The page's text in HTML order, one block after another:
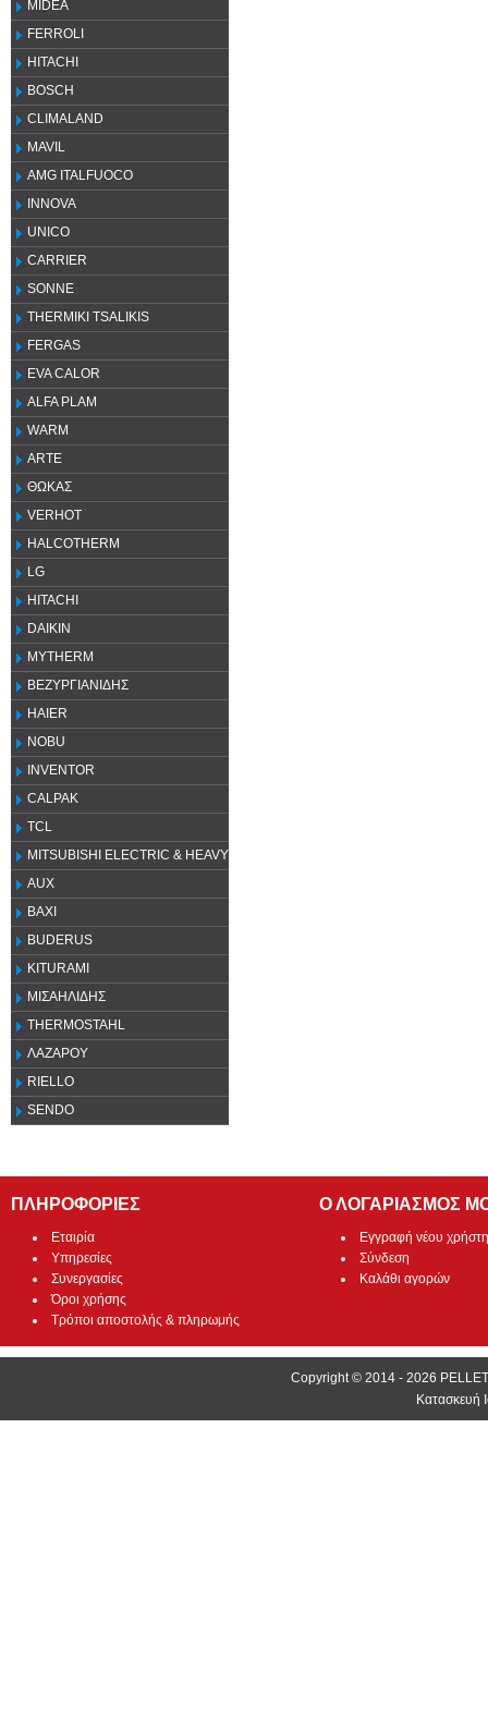
MIDEA
FERROLI
HITACHI
BOSCH
CLIMALAND
MAVIL
AMG ITALFUOCO
INNOVA
UNICO
CARRIER
SONNE
THERMIKI TSALIKIS
FERGAS
EVA CALOR
ALFA PLAM
WARM
ARTE
ΘΩΚΑΣ
VERHOT
HALCOTHERM
LG
HITACHI
DAIKIN
MYTHERM
ΒΕΖΥΡΓΙΑΝΙΔΗΣ
HAIER
NOBU
INVENTOR
CALPAK
TCL
MITSUBISHI ELECTRIC & HEAVY
AUX
ΒΑΧΙ
BUDERUS
KITURAMI
ΜΙΣΑΗΛΙΔΗΣ
THERMOSTAHL
ΛΑΖΑΡΟΥ
RIELLO
SENDO
ΠΛΗΡΟΦΟΡΙΕΣ
Εταιρία
Υπηρεσίες
Συνεργασίες
Όροι χρήσης
Τρόποι αποστολής & πληρωμής
Ο ΛΟΓΑΡΙΑΣΜΟΣ
Εγγραφή νέου χρήστη
Σύνδεση
Καλάθι αγορών
Copyright © 2014 - 2026
Κατασκευή